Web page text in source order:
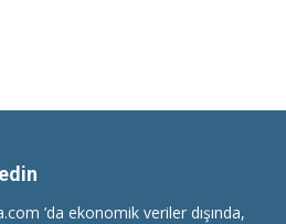
’da ekonomik veriler dışında,